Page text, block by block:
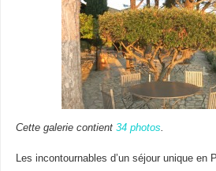
Cette galerie contient 34 photos
Les incontournables d’un séjour unique